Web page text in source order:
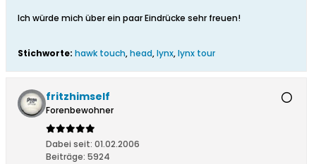
Ich würde mich über ein paar Eindrücke sehr freuen!
Stichworte: hawk touch,head,lynx,lynx tour
fritzhimself
Forenbewohner
Dabei seit: 01.02.2006
Beiträge: 5924